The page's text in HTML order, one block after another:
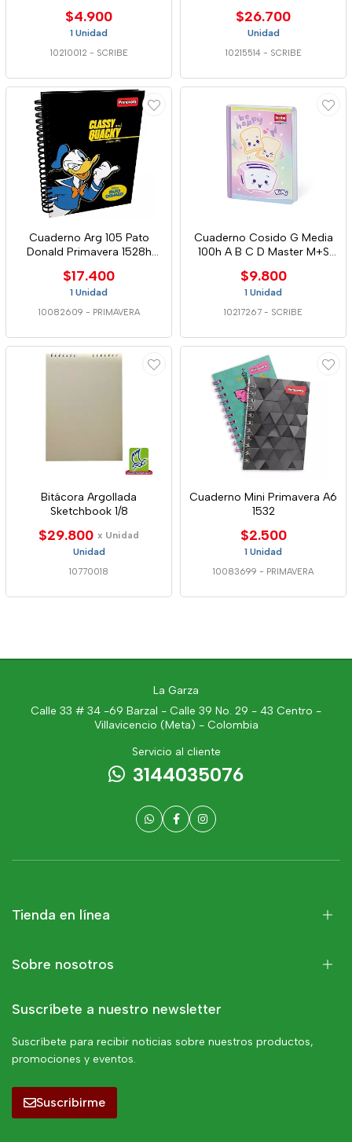
$4.900
1 Unidad
10210012 - SCRIBE
$26.700
Unidad
10215514 - SCRIBE
Cuaderno Arg 105 Pato
Donald Primavera 1528h
$17.400
1 Unidad
10082609 - PRIMAVERA
Cuaderno Cosido G Media
100h A B C D Master M+S
$9.800
1 Unidad
10217267 - SCRIBE
Bitácora Argollada
Sketchbook 1/8
$29.800 x Unidad
Unidad
10770018
Cuaderno Mini Primavera A6
1532
$2.500
1 Unidad
10083699 - PRIMAVERA
La Garza
Calle 33 # 34 -69 Barzal - Calle 39 No. 29 - 43 Centro -
Villavicencio (Meta) - Colombia
Servicio al cliente
3144035076
Tienda en línea
Sobre nosotros
Suscríbete a nuestro newsletter
Suscríbete para recibir noticias sobre nuestros productos,
promociones y eventos.
Suscribirme